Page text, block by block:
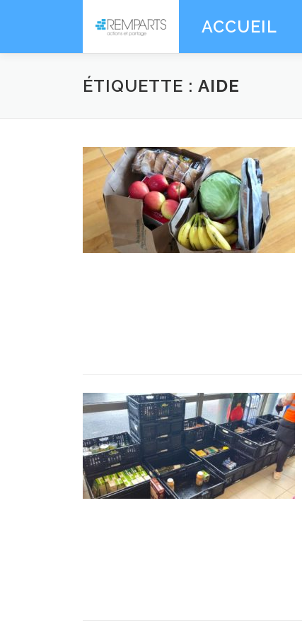
contenu
ACCUEIL
ÉTIQUETTE : AIDE